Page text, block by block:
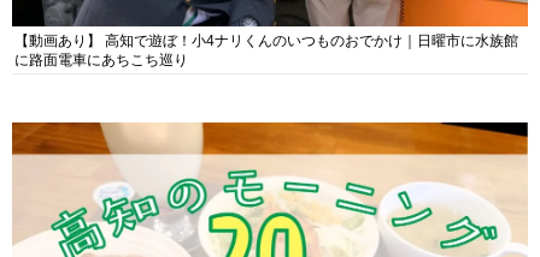
【動画あり】 高知で遊ぼ！小4ナリくんのいつものおでかけ｜日曜市に水族館
に路面電車にあちこち巡り